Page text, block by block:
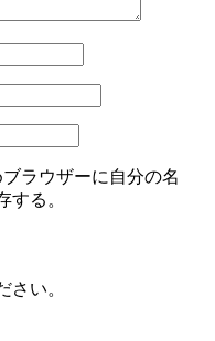
ラウザーに自分の名
する。
さい。